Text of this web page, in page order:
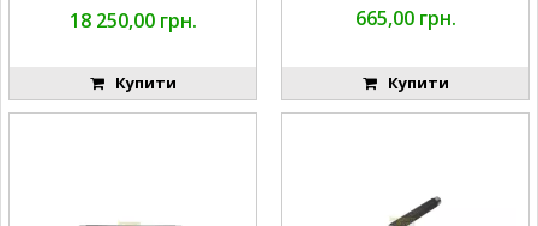
18 250,00 грн.
Купити
665,00 грн.
Купити